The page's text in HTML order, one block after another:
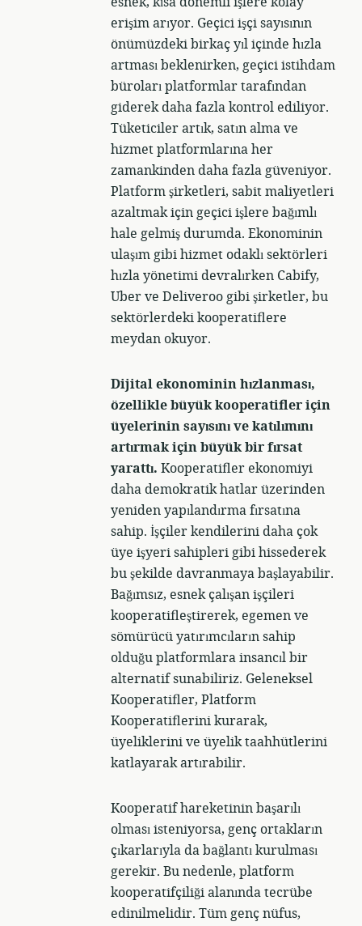
erişim arıyor. Geçici işçi sayısının
önümüzdeki birkaç yıl içinde hızla
artması beklenirken, geçici istihdam
büroları platformlar tarafından
giderek daha fazla kontrol ediliyor.
Tüketiciler artık, satın alma ve
hizmet platformlarına her
zamankinden daha fazla güveniyor.
Platform şirketleri, sabit maliyetleri
azaltmak için geçici işlere bağımlı
hale gelmiş durumda. Ekonominin
ulaşım gibi hizmet odaklı sektörleri
hızla yönetimi devralırken Cabify,
Uber ve Deliveroo gibi şirketler, bu
sektörlerdeki kooperatiflere
meydan okuyor.
Dijital ekonominin hızlanması,
özellikle büyük kooperatifler için
üyelerinin sayısını ve katılımını
artırmak için büyük bir fırsat
yarattı. Kooperatifler ekonomiyi
daha demokratik hatlar üzerinden
yeniden yapılandırma fırsatına
sahip. İşçiler kendilerini daha çok
üye işyeri sahipleri gibi hissederek
bu şekilde davranmaya başlayabilir.
Bağımsız, esnek çalışan işçileri
kooperatifleştirerek, egemen ve
sömürücü yatırımcıların sahip
olduğu platformlara insancıl bir
alternatif sunabiliriz. Geleneksel
Kooperatifler, Platform
Kooperatiflerini kurarak,
üyeliklerini ve üyelik taahhütlerini
katlayarak artırabilir.
Kooperatif hareketinin başarılı
olması isteniyorsa, genç ortakların
çıkarlarıyla da bağlantı kurulması
gerekir. Bu nedenle, platform
kooperatifçiliği alanında tecrübe
edinilmelidir. Tüm genç nüfus,